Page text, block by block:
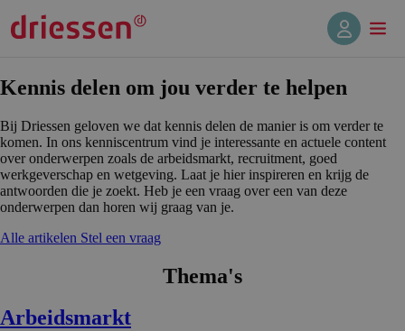
Kennis delen om jou verder te helpen
Bij Driessen geloven we dat kennis delen de manier is om verder te
komen. In ons kenniscentrum vind je interessante en actuele content
over onderwerpen zoals de arbeidsmarkt, recruitment, goed
werkgeverschap en wetgeving. Laat je hier inspireren en krijg de
antwoorden die je zoekt. Heb je een vraag over een van deze
onderwerpen dan horen wij graag van je.
Alle artikelen Stel een vraag
Thema's
Arbeidsmarkt